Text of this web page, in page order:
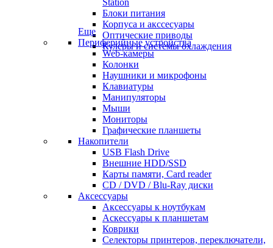
Station
Блоки питания
Корпуса и акссесуары
Оптические приводы
Кулеры и системы охлаждения
Еще
Периферийные устройства
Web-камеры
Колонки
Наушники и микрофоны
Клавиатуры
Манипуляторы
Мыши
Мониторы
Графические планшеты
Накопители
USB Flash Drive
Внешние HDD/SSD
Карты памяти, Card reader
CD / DVD / Blu-Ray диски
Аксессуары
Аксессуары к ноутбукам
Аскессуары к планшетам
Коврики
Селекторы принтеров, переключатели,